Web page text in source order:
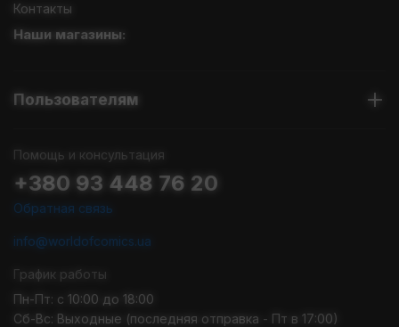
Контакты
Наши магазины:
Пользователям
Помощь и консультация
+380 93 448 76 20
Обратная связь
info@worldofcomics.ua
График работы
Пн-Пт: с 10:00 до 18:00
Сб-Вс: Выходные (последняя отправка - Пт в 17:00)